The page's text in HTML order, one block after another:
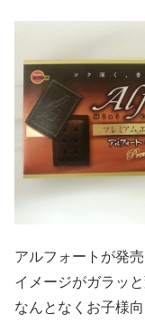
アルフォートが発
イメージがガラッと
なんとなくお子様